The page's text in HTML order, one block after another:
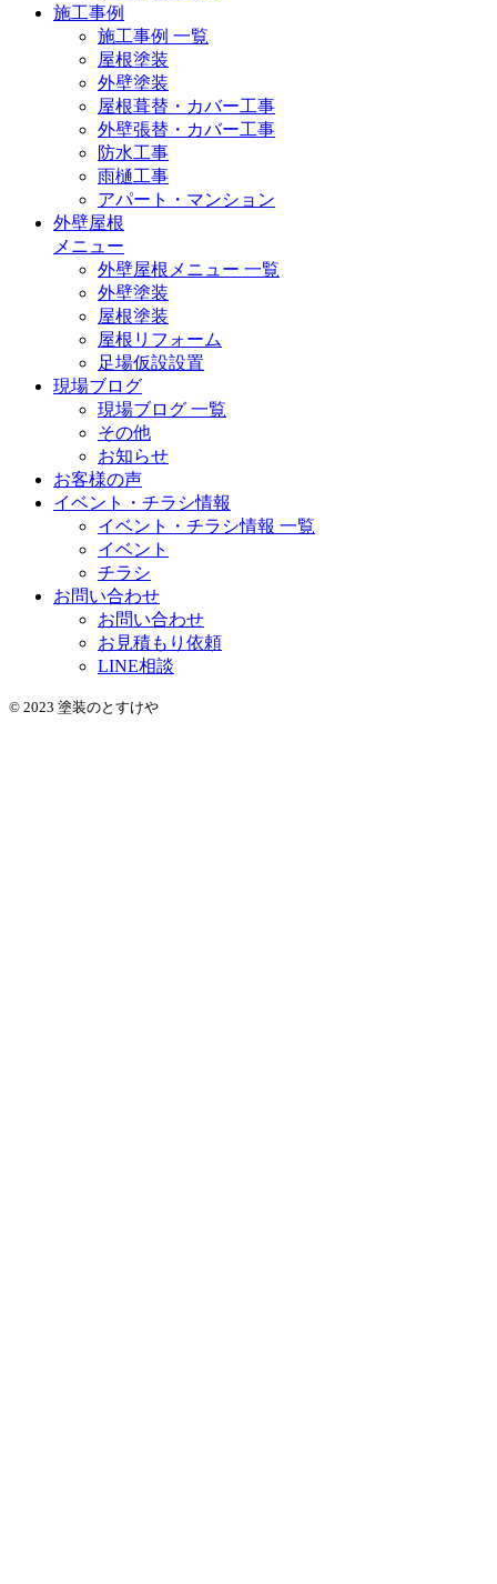
施工事例
施工事例 一覧
屋根塗装
外壁塗装
屋根葺替・カバー工事
外壁張替・カバー工事
防水工事
雨樋工事
アパート・マンション
外壁屋根
メニュー
外壁屋根メニュー 一覧
外壁塗装
屋根塗装
屋根リフォーム
足場仮設設置
現場ブログ
現場ブログ 一覧
その他
お知らせ
お客様の声
イベント・チラシ情報
イベント・チラシ情報 一覧
イベント
チラシ
お問い合わせ
お問い合わせ
お見積もり依頼
LINE相談
© 2023 塗装のとすけや